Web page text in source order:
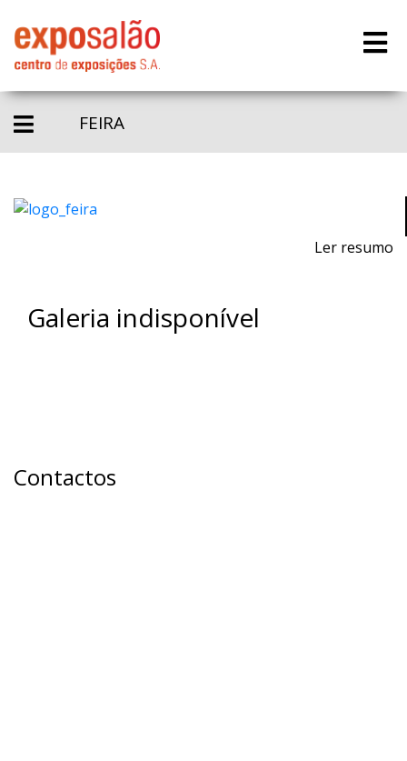
FEIRA
Ler resumo
Galeria indisponível
Contactos